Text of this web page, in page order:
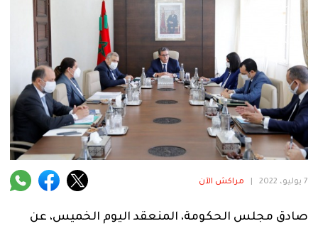
رياضة
حوادث
دولية
المرأة
فنية
منوعة
آراء
7 يوليو، 2022 مراكش الآن
صادق مجلس الحكومة، المنعقد اليوم الخميس، عن